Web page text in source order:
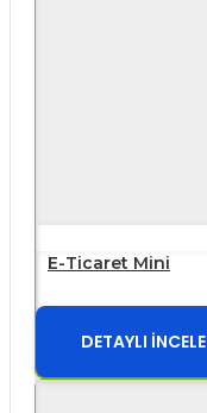
E-Ticaret Mini
DETAYLI İNCELE